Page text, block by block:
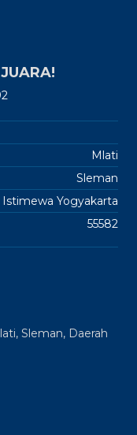
Mlati
Sleman
Istimewa Yogyakarta
55582
Sleman, Daerah